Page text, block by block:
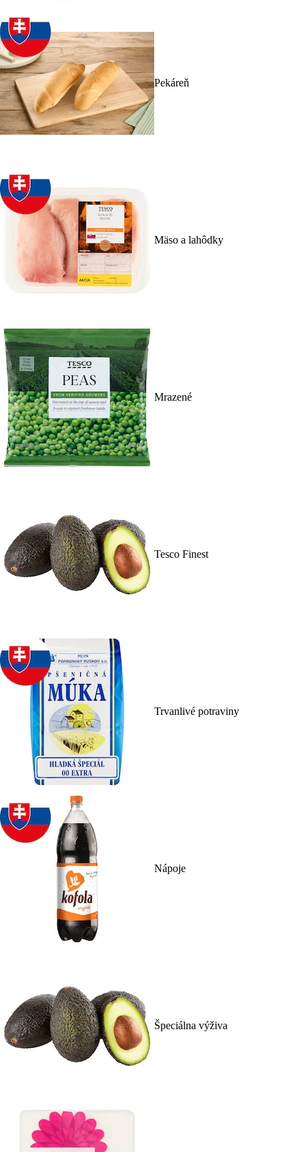
Pekáreň
Mäso a lahôdky
Mrazené
Tesco Finest
Trvanlivé potraviny
Nápoje
Špeciálna výživa